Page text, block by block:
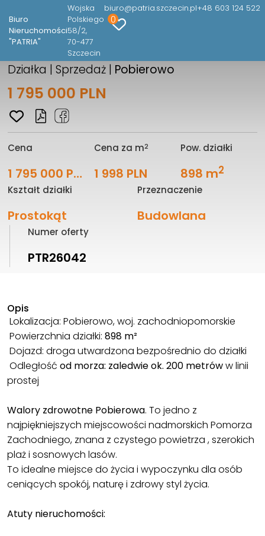
Biuro
Nieruchomości
"PATRIA"
Wojska
Polskiego
58/2
70-477
Szczecin
biuro@patria.szczecin.pl+48 603 124 522
0
Działka o pow. 898m
Pobierowie – 200 m od morza
Działka | Sprzedaż | Pobierowo
1 795 000 PLN
Cena
1 795 000 PLN
Cena za m2
1 998 PLN
Pow. działki
898 m2
Kształt działki
Prostokąt
Przeznaczenie
Budowlana
Numer oferty
PTR26042
Opis
Lokalizacja: Pobierowo, woj. zachodniopomorskie
Powierzchnia działki: 898 m²
Dojazd: droga utwardzona bezpośrednio do działki
Odległość od morza: zaledwieok. 200 metróww linii
prostej
Walory zdrowotne Pobierowa. To jedno z
najpiękniejszych miejscowości nadmorskich Pomorza
Zachodniego, znana z czystego powietrza , szerokich
plaż i sosnowych lasów.
To idealne miejsce do życia i wypoczynku dla osób
ceniących spokój, naturę i zdrowy styl życia.
Atuty nieruchomości: